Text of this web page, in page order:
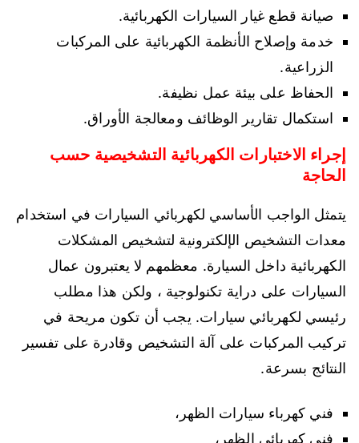
صيانة قطع غيار السيارات الكهربائية.
خدمة وإصلاح الأنظمة الكهربائية على المركبات
الزراعية.
الحفاظ على بيئة عمل نظيفة.
استكمال تقارير الوظائف ومعالجة الأوراق.
إجراء الاختبارات الكهربائية التشخيصية حسب
الحاجة
يتمثل الواجب الأساسي لكهربائي السيارات في استخدام
معدات التشخيص الإلكترونية لتشخيص المشكلات
الكهربائية داخل السيارة. معظمهم لا يعتبرون عمال
السيارات على دراية تكنولوجية ، ولكن هذا مطلب
رئيسي لكهربائي سيارات. يجب أن تكون مريحة في
تركيب المركبات على آلة التشخيص وقادرة على تفسير
النتائج بسرعة.
فني كهرباء سيارات الظهر،
فني كهربائي الظهر،